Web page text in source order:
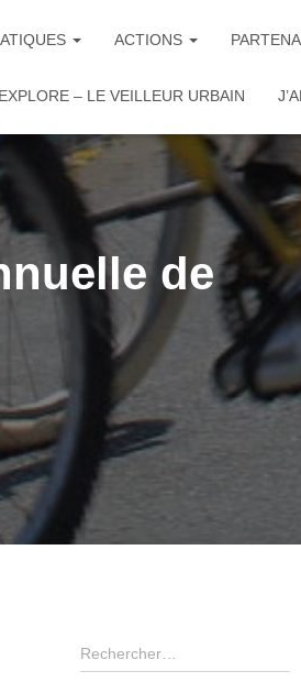
ACTIONS
– LE VEILLEUR URBAIN
de
R
e
Rechercher…